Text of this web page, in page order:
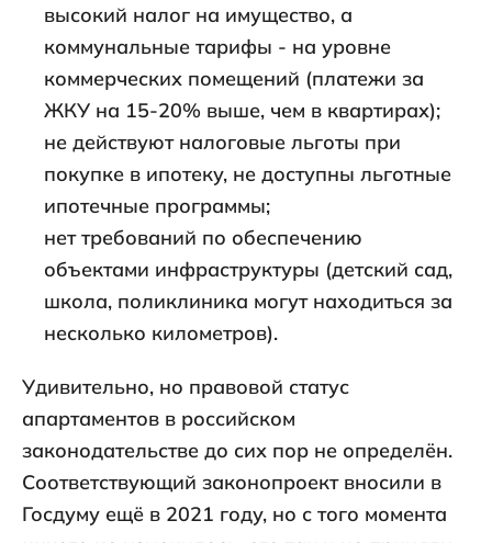
высокий налог на имущество, а
коммунальные тарифы - на уровне
коммерческих помещений (платежи за
ЖКУ на 15-20% выше, чем в квартирах);
не действуют налоговые льготы при
покупке в ипотеку, не доступны льготные
ипотечные программы;
нет требований по обеспечению
объектами инфраструктуры (детский сад,
школа, поликлиника могут находиться за
несколько километров).
Удивительно, но правовой статус
апартаментов в российском
законодательстве до сих пор не определён.
Соответствующий законопроект вносили в
Госдуму ещё в 2021 году, но с того момента